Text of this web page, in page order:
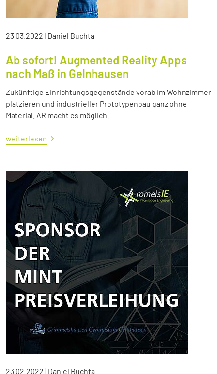
23.03.2022 | Daniel Buchta
Ab sofort! Augmented Reality Apps
nach Maß in Gelnhausen
Zukünftige Einrichtungsgegenstände vorab im Wohnzimmer
platzieren und industrieller Prototypenbau ganz ohne
Material. AR macht es möglich.
weiterlesen
23.02.2022 | Daniel Buchta